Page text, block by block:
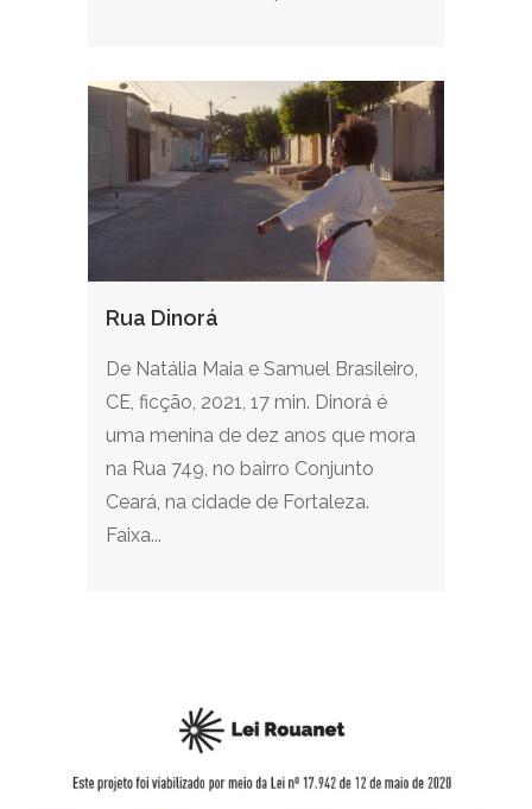
Rua Dinorá
De Natália Maia e Samuel Brasileiro,
CE, ficção, 2021, 17 min. Dinorá é
uma menina de dez anos que mora
na Rua 749, no bairro Conjunto
Ceará, na cidade de Fortaleza.
Faixa...